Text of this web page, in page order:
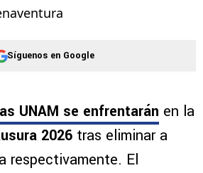
Síguenos en Google
UNAM se enfrentarán en la
2026 tras eliminar a
respectivamente. El